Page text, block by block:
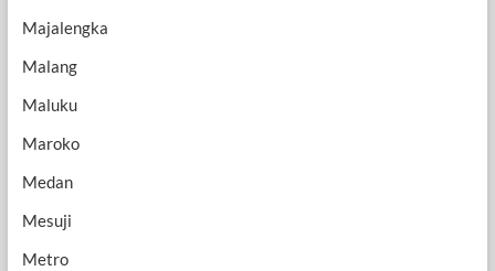
Majalengka
Malang
Maluku
Maroko
Medan
Mesuji
Metro